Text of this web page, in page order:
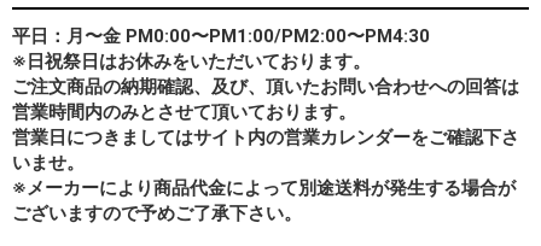
平日：月〜金 PM0:00〜PM1:00/PM2:00〜PM4:30
※日祝祭日はお休みをいただいております。
ご注文商品の納期確認、及び、頂いたお問い合わせへの回答は
営業時間内のみとさせて頂いております。
営業日につきましてはサイト内の営業カレンダーをご確認下さ
いませ。
※メーカーにより商品代金によって別途送料が発生する場合が
ございますので予めご了承下さい。